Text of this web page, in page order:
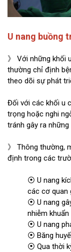
U nang buồng
》 Với những khối
thường chỉ định
theo dõi sự phát
Đối với các khối u
trọng hoặc nghi
tránh gây ra
》 Thông thường,
định trong các
⦿ U nang
các cơ quan
⦿ U nang
nhiễm
⦿ U nang
⦿ Băng
⦿ Qua thời